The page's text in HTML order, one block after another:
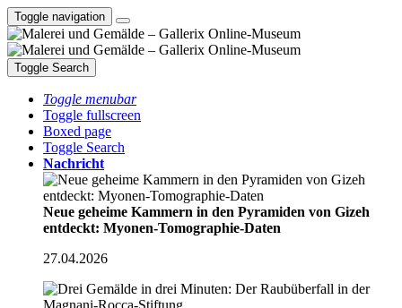
Toggle navigation
Toggle Search
Toggle menubar
Toggle fullscreen
Boxed page
Toggle Search
Nachricht
Neue geheime Kammern in den Pyramiden von Gizeh
entdeckt: Myonen-Tomographie-Daten
27.04.2026